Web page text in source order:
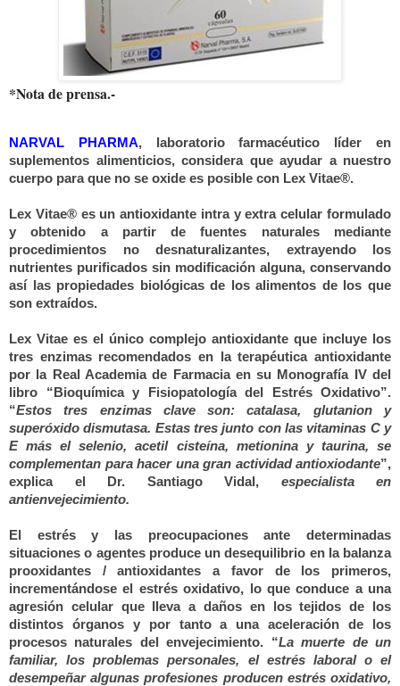
*Nota de prensa.-
NARVAL PHARMA, laboratorio farmacéutico líder en
suplementos alimenticios, considera que ayudar a nuestro
cuerpo para que no se oxide es posible con Lex Vitae®.
Lex Vitae® es un antioxidante intra y extra celular formulado
y obtenido a partir de fuentes naturales mediante
procedimientos no desnaturalizantes, extrayendo los
nutrientes purificados sin modificación alguna, conservando
así las propiedades biológicas de losalimentos de los que
son extraídos.
Lex Vitae es el único complejo antioxidante que incluye los
tres enzimas recomendados en la terapéutica antioxidante
por la Real Academia de Farmacia en su Monografía IV del
libro “Bioquímica y Fisiopatología del Estrés Oxidativo”.
“Estos tres enzimas clave son: catalasa, glutanion y
superóxido dismutasa. Estas tres junto con las vitaminas C y
E más el selenio, acetil cisteína, metionina y taurina, se
complementan para hacer una gran actividad antioxiodante”,
explica el Dr. Santiago Vidal, especialista en
antienvejecimiento.
El estrés y las preocupaciones ante determinadas
situaciones o agentes produce un desequilibrio en la balanza
prooxidantes / antioxidantes a favor de los primeros,
incrementándose el estrés oxidativo, lo que conduce a una
agresión celular que lleva a daños en los tejidos de los
distintos órganos y por tanto a una aceleración de los
procesos naturales del envejecimiento. “La muerte de un
familiar, los problemas personales, el estrés laboral o el
desempeñar algunas profesiones producen estrés oxidativo,